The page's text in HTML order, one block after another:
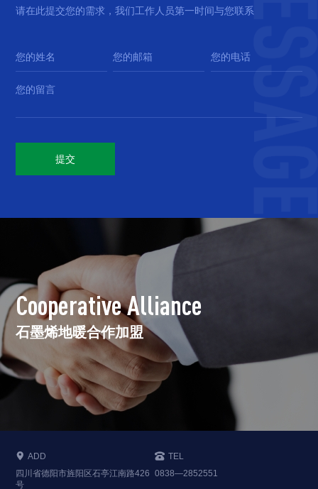
请在此提交您的需求，我们工作人员第一时间与您联系
Cooperative Alliance
石墨烯地暖合作加盟
 ADD
四川省德阳市旌阳区石亭江南路426
号
 TEL
0838—2852551